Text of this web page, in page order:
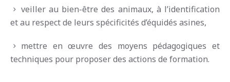
veiller au bien-être des animaux, à l’identification
et au respect de leurs spécificités d’équidés asines,
mettre en œuvre des moyens pédagogiques et
techniques pour proposer des actions de formation.